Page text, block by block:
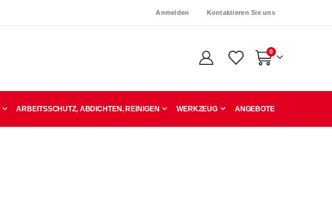
Anmelden Kontaktieren Sie uns
Warenkorb
0
ARBEITSSCHUTZ, ABDICHTEN, REINIGEN WERKZEUG ANGEBOTE